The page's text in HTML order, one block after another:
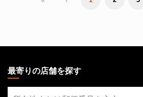
THE
GATHERING
最寄りの店舗を探す